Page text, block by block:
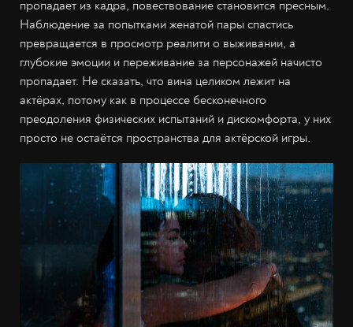
пропадает из кадра, повествование становится пресным.
Наблюдение за попытками женатой пары спастись
превращается в просмотр реалити о выживании, а
глубокие эмоции и переживание за персонажей начисто
пропадает. Не сказать, что вина целиком лежит на
актёрах, потому как в процессе бесконечного
преодоления физических испытаний и дискомфорта, у них
просто не остаётся пространства для актёрской игры.